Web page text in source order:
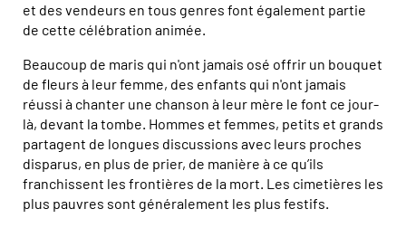
et des vendeurs en tous genres font également partie
de cette célébration animée.
Beaucoup de maris qui n'ont jamais osé offrir un bouquet
de fleurs à leur femme, des enfants qui n'ont jamais
réussi à chanter une chanson à leur mère le font ce jour-
là, devant la tombe. Hommes et femmes, petits et grands
partagent de longues discussions avec leurs proches
disparus, en plus de prier, de manière à ce qu’ils
franchissent les frontières de la mort. Les cimetières les
plus pauvres sont généralement les plus festifs.